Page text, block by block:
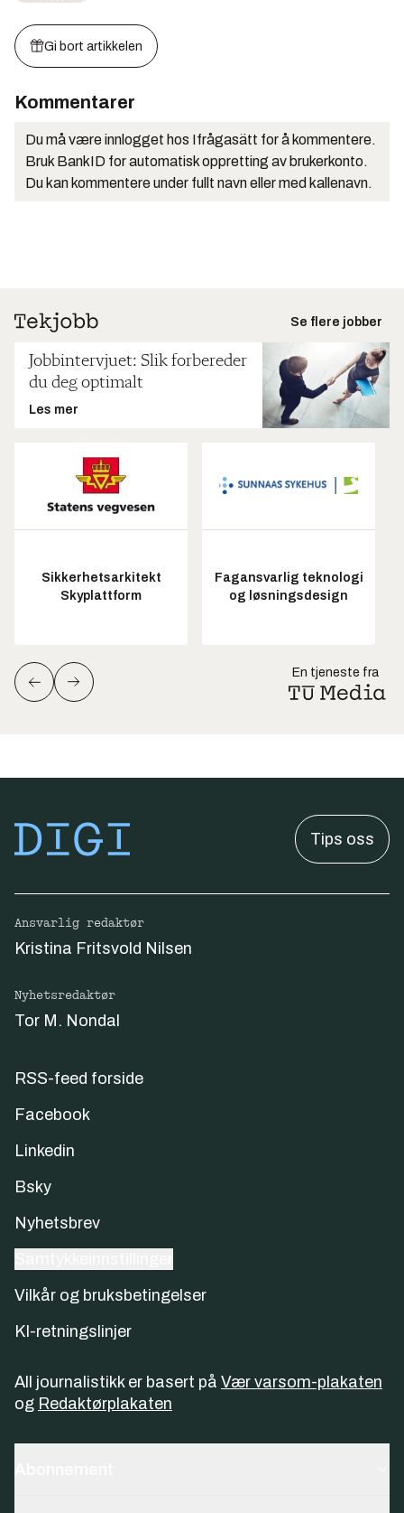
Gi bort artikkelen
Kommentarer
Du må være innlogget hos Ifrågasätt for å kommentere.
Bruk BankID for automatisk oppretting av brukerkonto.
Du kan kommentere under fullt navn eller med kallenavn.
Se flere jobber
Jobbintervjuet: Slik forbereder
du deg optimalt
Les mer
Sikkerhetsarkitekt
Skyplattform
Fagansvarlig teknologi
og løsningsdesign
En tjeneste fra
Tips oss
Ansvarlig redaktør
Kristina Fritsvold Nilsen
Nyhetsredaktør
Tor M. Nondal
RSS-feed forside
Facebook
Linkedin
Bsky
Nyhetsbrev
Vilkår og bruksbetingelser
KI-retningslinjer
All journalistikk er basert på Vær varsom-plakaten
og Redaktørplakaten